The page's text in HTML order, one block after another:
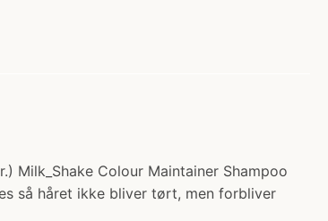
Milk_Shake Colour Maintainer Shampoo
så håret ikke bliver tørt, men forbliver